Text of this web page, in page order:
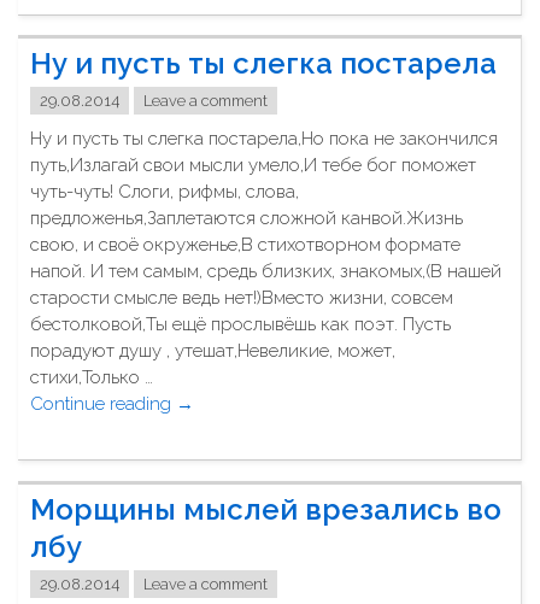
х
з
а
б
т
…
"
л
а
н
ы
н
а
ж
и
з
н
ь
с
т
р
ю
"
Ну и пусть ты слегка постарела
29.08.2014 Leave a comment
Ну и пусть ты слегка постарела,Но пока не закончился
путь,Излагай свои мысли умело,И тебе бог поможет
чуть-чуть! Слоги, рифмы, слова,
предложенья,Заплетаются сложной канвой.Жизнь
свою, и своё окруженье,В стихотворном формате
напой. И тем самым, средь близких, знакомых,(В нашей
старости смысле ведь нет!)Вместо жизни, совсем
бестолковой,Ты ещё прослывёшь как поэт. Пусть
порадуют душу , утешат,Невеликие, может,
стихи,Только …
Continue reading "
у
и
т
→
Морщины мыслей врезались во
лбу
29.08.2014 Leave a comment